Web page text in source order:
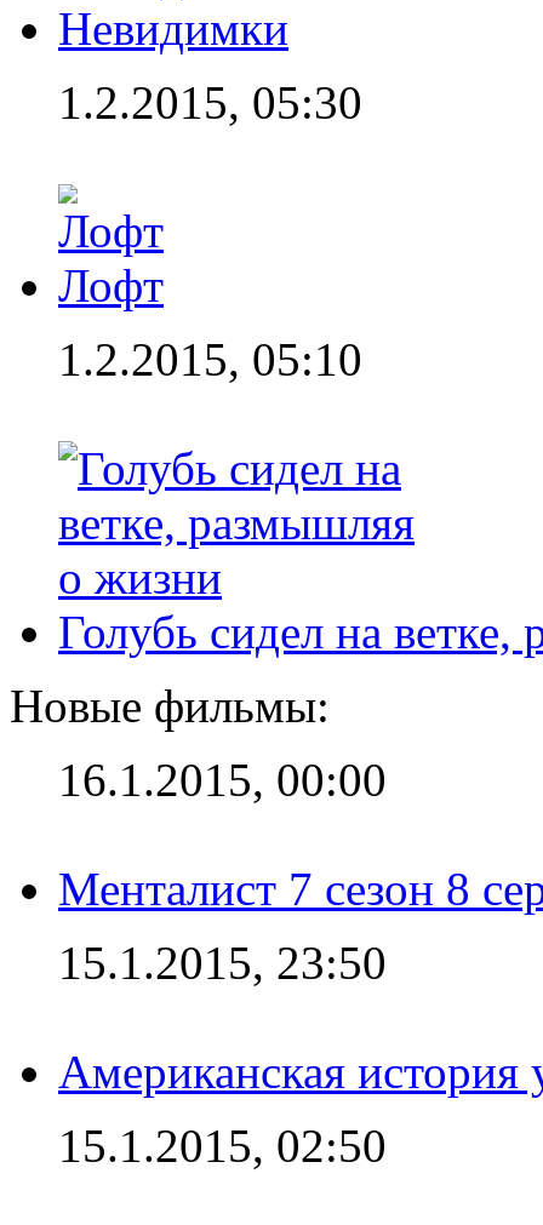
Невидимки
1.2.2015, 05:30
Лофт
1.2.2015, 05:10
Голубь сидел на
Новые фильмы:
16.1.2015, 00:00
Менталист 7 сезон 8
15.1.2015, 23:50
Американская история
15.1.2015, 02:50